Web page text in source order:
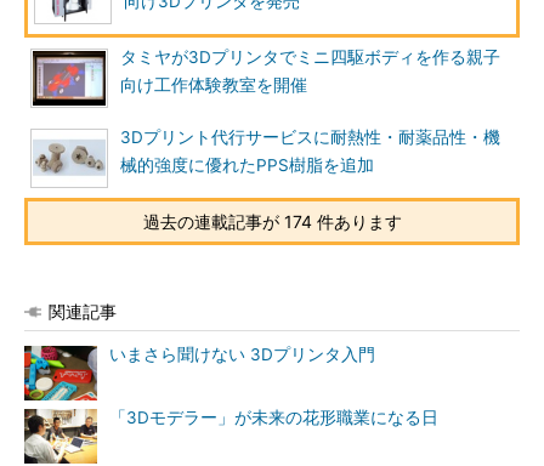
タミヤが3Dプリンタでミニ四駆ボディを作る親子
向け工作体験教室を開催
3Dプリント代行サービスに耐熱性・耐薬品性・機
械的強度に優れたPPS樹脂を追加
過去の連載記事が 174 件あります
関連記事
いまさら聞けない 3Dプリンタ入門
「3Dモデラー」が未来の花形職業になる日